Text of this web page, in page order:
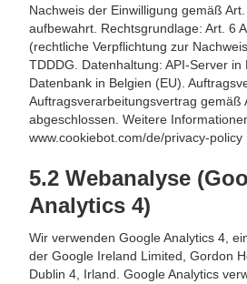
Nachweis der Einwilligung gemäß
aufbewahrt. Rechtsgrundlage: Art. 6
(rechtliche Verpflichtung zur
TDDDG. Datenhaltung: API-Server
Datenbank in Belgien (EU).
Auftragsverarbeitungsvertrag gemäß
abgeschlossen. Weitere
www.cookiebot.com/de/privacy-policy
5.2 Webanalyse
Analytics 4)
Wir verwenden Google Analytics 4,
der Google Ireland Limited, Gordon
Dublin 4, Irland. Google Analytics